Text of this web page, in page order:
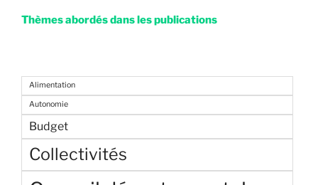
Thèmes abordés dans les publications
Alimentation
Autonomie
Budget
Collectivités